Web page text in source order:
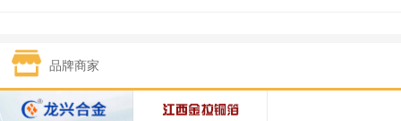
1#锡 434,750—436,750
1#镍 131,200—132,400
品牌商家